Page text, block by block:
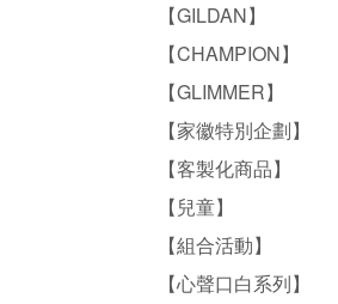
【GILDAN】
【CHAMPION】
【GLIMMER】
【家徽特別企劃】
【客製化商品】
【兒童】
【組合活動】
【心聲口白系列】